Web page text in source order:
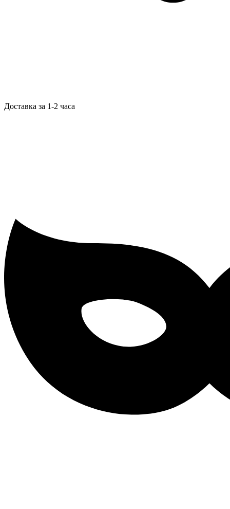
Доставка за 1-2 часа